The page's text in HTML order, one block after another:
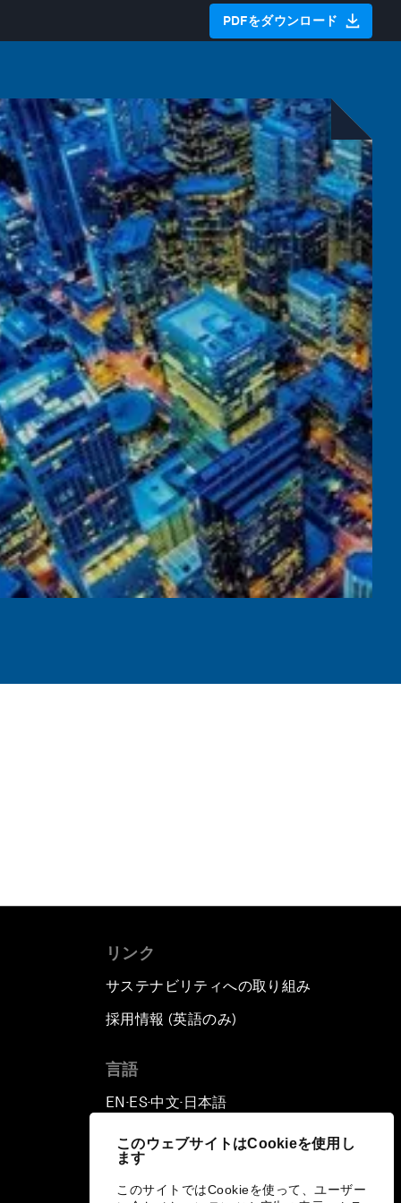
このウェブサイトはCookieを使用し
ます
このサイトではCookieを使って、ユーザー
PDFをダウンロード
リンク
サステナビリティへの取り組み
採用情報 (英語のみ)
言語
EN ▪ES▪中文▪ 日本語